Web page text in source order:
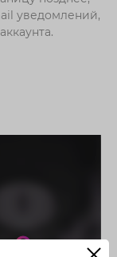
уведомлений,
доступ к архивным